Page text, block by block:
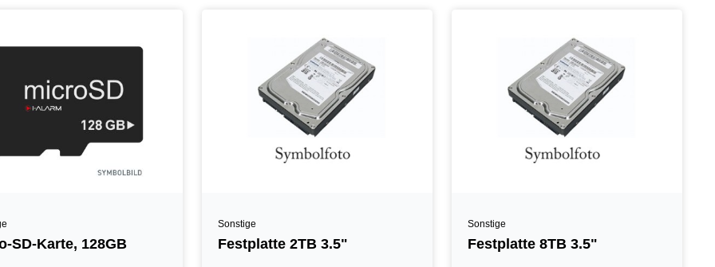
SD-Karte, 128GB
Sonstige
Festplatte 2TB 3.5"
Sonstige
Festplatte 8TB 3.5"